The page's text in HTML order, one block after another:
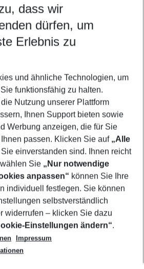
5-8 Nächte
Keine Kinder
Filter anzeigen
ändern
dass wir
dürfen, um
Erlebnis zu
und ähnliche Technologien, um
funktionsfähig zu halten.
Nutzung unserer Plattform
Ihnen Support bieten sowie
Werbung anzeigen, die für Sie
passen. Klicken Sie auf „Alle
einverstanden sind. Ihnen reicht
Sie „Nur notwendige
anpassen“ können Sie Ihre
individuell festlegen. Sie können
selbstverständlich
widerrufen – klicken Sie dazu
Einstellungen ändern“.
Impressum